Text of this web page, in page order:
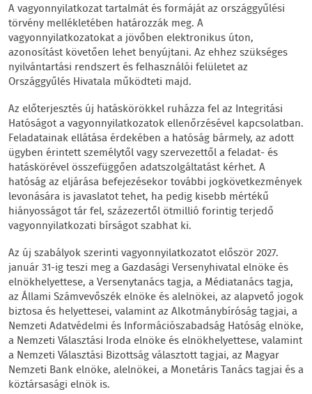
A vagyonnyilatkozat tartalmát és formáját az országgyűlési
törvény mellékletében határozzák meg. A
vagyonnyilatkozatokat a jövőben elektronikus úton,
azonosítást követően lehet benyújtani. Az ehhez szükséges
nyilvántartási rendszert és felhasználói felületet az
Országgyűlés Hivatala működteti majd.
Az előterjesztés új hatáskörökkel ruházza fel az Integritási
Hatóságot a vagyonnyilatkozatok ellenőrzésével kapcsolatban.
Feladatainak ellátása érdekében a hatóság bármely, az adott
ügyben érintett személytől vagy szervezettől a feladat- és
hatáskörével összefüggően adatszolgáltatást kérhet. A
hatóság az eljárása befejezésekor további jogkövetkezmények
levonására is javaslatot tehet, ha pedig kisebb mértékű
hiányosságot tár fel, százezertől ötmillió forintig terjedő
vagyonnyilatkozati bírságot szabhat ki.
Az új szabályok szerinti vagyonnyilatkozatot először 2027.
január 31-ig teszi meg a Gazdasági Versenyhivatal elnöke és
elnökhelyettese, a Versenytanács tagja, a Médiatanács tagja,
az Állami Számvevőszék elnöke és alelnökei, az alapvető jogok
biztosa és helyettesei, valamint az Alkotmánybíróság tagjai, a
Nemzeti Adatvédelmi és Információszabadság Hatóság elnöke,
a Nemzeti Választási Iroda elnöke és elnökhelyettese, valamint
a Nemzeti Választási Bizottság választott tagjai, az Magyar
Nemzeti Bank elnöke, alelnökei, a Monetáris Tanács tagjai és a
köztársasági elnök is.